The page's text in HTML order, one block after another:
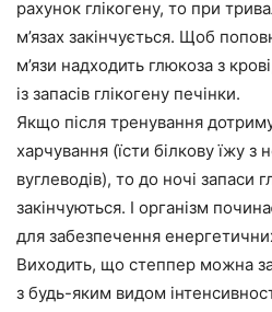
рахунок глікогену, то при
м’язах закінчується. Щоб
м’язи надходить глюкоза з
із запасів глікогену печінки.
Якщо після тренування
харчування (їсти білкову їжу з
вуглеводів), то до ночі запаси
закінчуються. І організм
для забезпечення
Виходить, що степпер можна
з будь-яким видом